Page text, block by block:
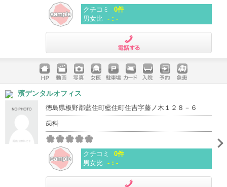
クチコミ
0件
男女比 -：-
ホームペ
ージ
動画 写真 女医 駐車場
クレジッ
入院 予約 急患
濱デンタルオフィス
徳島県板野郡藍住町藍住町住吉字藤ノ木１２８－６
歯科
クチコミ
0件
男女比 -：-